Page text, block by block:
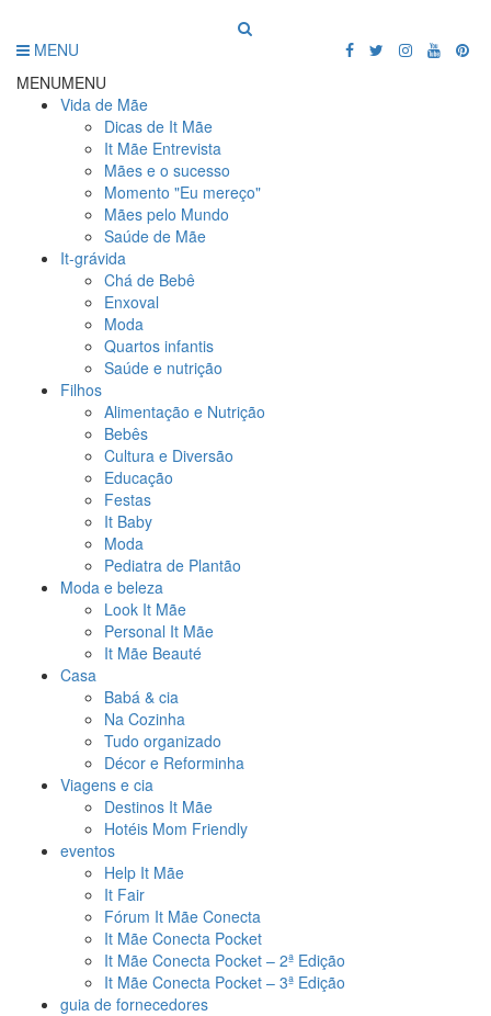
MENU
MENUMENU
Vida de Mãe
Dicas de It Mãe
It Mãe Entrevista
Mães e o sucesso
Momento "Eu mereço"
Mães pelo Mundo
Saúde de Mãe
It-grávida
Chá de Bebê
Enxoval
Moda
Quartos infantis
Saúde e nutrição
Filhos
Alimentação e Nutrição
Bebês
Cultura e Diversão
Educação
Festas
It Baby
Moda
Pediatra de Plantão
Moda e beleza
Look It Mãe
Personal It Mãe
It Mãe Beauté
Casa
Babá & cia
Na Cozinha
Tudo organizado
Décor e Reforminha
Viagens e cia
Destinos It Mãe
Hotéis Mom Friendly
eventos
Help It Mãe
It Fair
Fórum It Mãe Conecta
It Mãe Conecta Pocket
It Mãe Conecta Pocket – 2ª Edição
It Mãe Conecta Pocket – 3ª Edição
guia de fornecedores